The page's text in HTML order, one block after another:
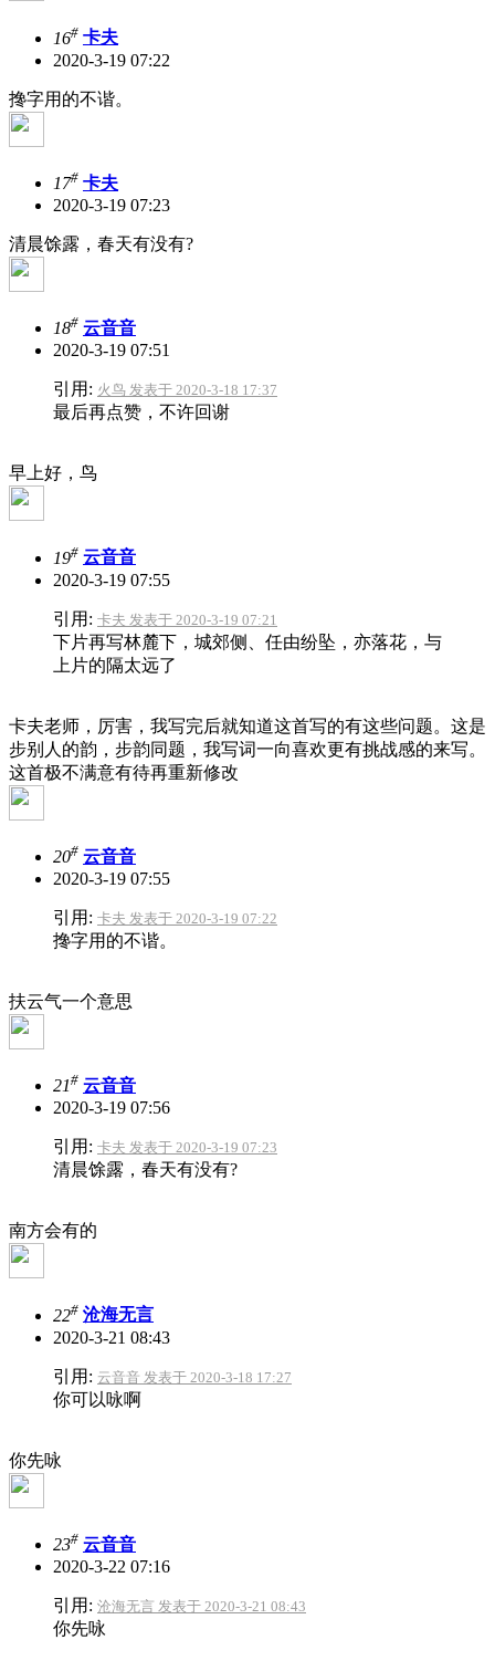
16# 卡夫
2020-3-19 07:22
搀字用的不谐。
17# 卡夫
2020-3-19 07:23
清晨馀露，春天有没有?
18# 云音音
2020-3-19 07:51
引用: 火鸟 发表于 2020-3-18 17:37
最后再点赞，不许回谢
早上好，鸟
19# 云音音
2020-3-19 07:55
引用: 卡夫 发表于 2020-3-19 07:21
下片再写林麓下，城郊侧、任由纷坠，亦落花，与
上片的隔太远了
卡夫老师，厉害，我写完后就知道这首写的有这些问题。这是
步别人的韵，步韵同题，我写词一向喜欢更有挑战感的来写。
这首极不满意有待再重新修改
20# 云音音
2020-3-19 07:55
引用: 卡夫 发表于 2020-3-19 07:22
搀字用的不谐。
扶云气一个意思
21# 云音音
2020-3-19 07:56
引用: 卡夫 发表于 2020-3-19 07:23
清晨馀露，春天有没有?
南方会有的
22# 沧海无言
2020-3-21 08:43
引用: 云音音 发表于 2020-3-18 17:27
你可以咏啊
你先咏
23# 云音音
2020-3-22 07:16
引用: 沧海无言 发表于 2020-3-21 08:43
你先咏